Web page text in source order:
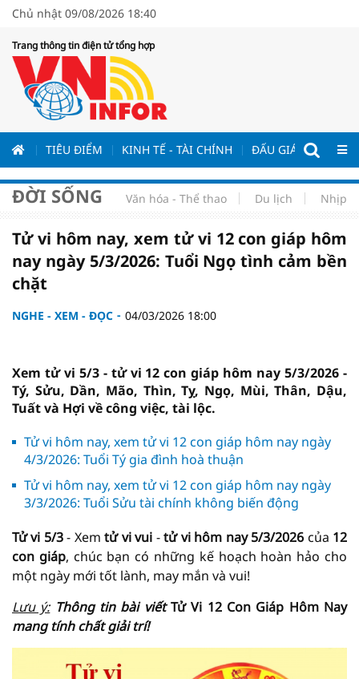
Chủ nhật 09/08/2026 18:40
Trang thông tin điện tử tổng hợp
TIÊU ĐIỂM KINH TẾ - TÀI CHÍNH ĐẤU GIÁ - ĐẤU
ĐỜI SỐNG Văn hóa - Thể thao Du lịch Nhịp
Tử vi hôm nay, xem tử vi 12 con giáp hôm
nay ngày 5/3/2026: Tuổi Ngọ tình cảm bền
chặt
NGHE - XEM - ĐỌC 04/03/2026 18:00
Xem tử vi 5/3 - tử vi 12 con giáp hôm nay 5/3/2026 -
Tý, Sửu, Dần, Mão, Thìn, Tỵ, Ngọ, Mùi, Thân, Dậu,
Tuất và Hợi về công việc, tài lộc.
Tử vi hôm nay, xem tử vi 12 con giáp hôm nay ngày
4/3/2026: Tuổi Tý gia đình hoà thuận
Tử vi hôm nay, xem tử vi 12 con giáp hôm nay ngày
3/3/2026: Tuổi Sửu tài chính không biến động
Tử vi 5/3- Xemtử vi vui -tử vi hôm nay 5/3/2026 của 12
con giáp, chúc bạn có những kế hoạch hoàn hảo cho
một ngày mới tốt lành, may mắn và vui!
Lưu ý: Thông tin bài viếtTử Vi 12 Con Giáp Hôm Nay
mang tính chất giải trí!